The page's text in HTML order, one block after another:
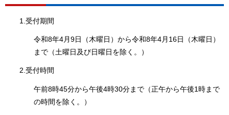
1.受付期間
令和8年4月9日（木曜日）から令和8年4月16日（木曜日）
まで（土曜日及び日曜日を除く。）
2.受付時間
午前8時45分から午後4時30分まで（正午から午後1時まで
の時間を除く。）